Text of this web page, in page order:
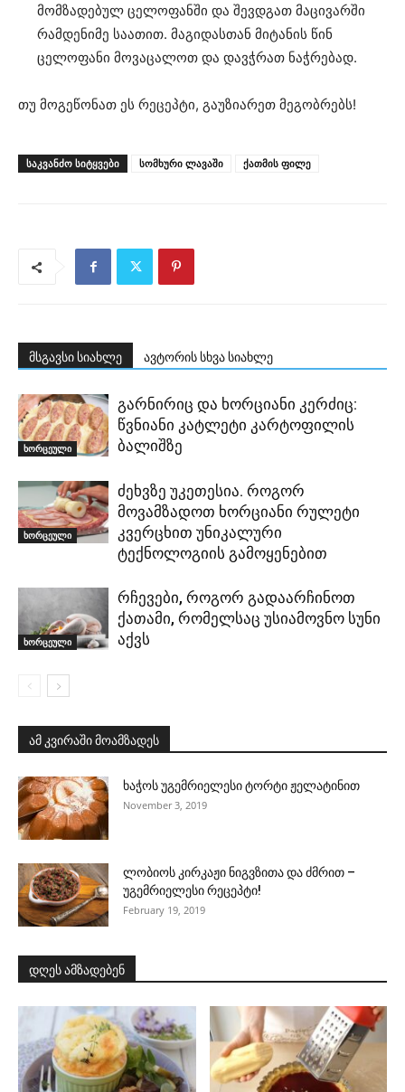
მომზადებულ ცელოფანში და შევდგათ მაცივარში
რამდენიმე საათით. მაგიდასთან მიტანის წინ
ცელოფანი მოვაცალოთ და დავჭრათ ნაჭრებად.
თუ მოგეწონათ ეს რეცეპტი, გაუზიარეთ მეგობრებს!
ᲡᲐᲙᲕᲐᲜᲫᲝ ᲡᲘᲢᲧᲕᲔᲑᲘ სომხური ლავაში ქათმის ფილე
მსგავსი სიახლე ავტორის სხვა სიახლე
ხორცეული
გარნირიც და ხორციანი კერძიც:
წვნიანი კატლეტი კარტოფილის
ბალიშზე
ხორცეული
ძეხვზე უკეთესია. როგორ
მოვამზადოთ ხორციანი რულეტი
კვერცხით უნიკალური
ტექნოლოგიის გამოყენებით
ხორცეული
რჩევები, როგორ გადაარჩინოთ
ქათამი, რომელსაც უსიამოვნო სუნი
აქვს
ამ კვირაში მოამზადეს
ხაჭოს უგემრიელესი ტორტი ჟელატინით
November 3, 2019
ლობიოს კირკაჟი ნიგვზითა და ძმრით –
უგემრიელესი რეცეპტი!
February 19, 2019
დღეს ამზადებენ